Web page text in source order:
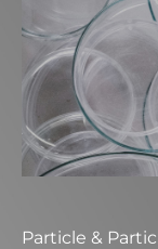
Particle &